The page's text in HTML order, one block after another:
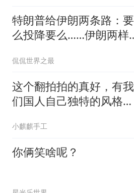
特朗普给伊朗两条路：要
么投降要么……伊朗两样
打下来了
侃侃世界之最
这个翻拍拍的真好，有我
们国人自己独特的风格魅
小麒麒手工
你俩笑啥呢？